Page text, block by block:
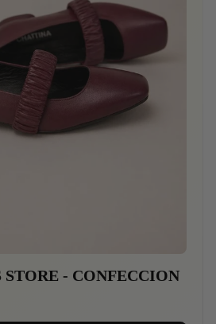
STORE - CONFECCION